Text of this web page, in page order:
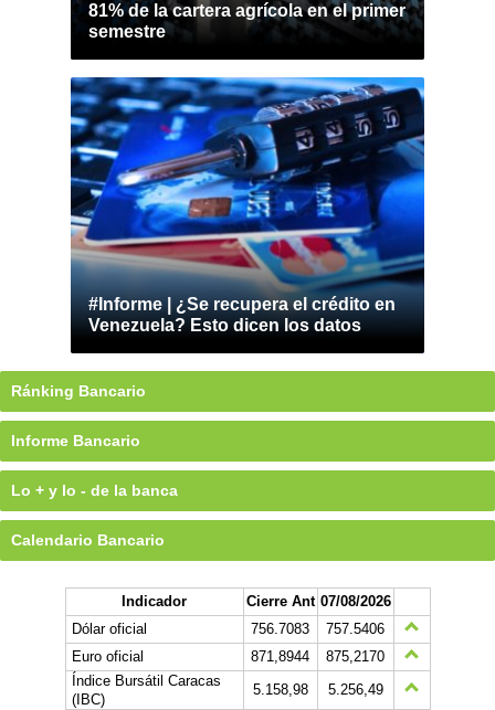
81% de la cartera agrícola en el primer
semestre
#Informe | ¿Se recupera el crédito en
Venezuela? Esto dicen los datos
Ránking Bancario
Informe Bancario
Lo + y lo - de la banca
Calendario Bancario
Indicador Cierre Ant 07/08/2026
Dólar oficial
756.7083
757.5406
Euro oficial
871,8944
875,2170
Índice Bursátil Caracas
(IBC)
5.158,98
5.256,49